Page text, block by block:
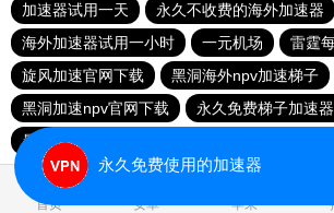
加速器试用一天
永久不收费的海外加速器
海外加速器试用一小时
一元机场
雷霆
旋风加速官网下载
黑洞海外npv加速梯子
黑洞加速npv官网下载
永久免费梯子加速
暴雪加速器
首页 安卓 苹果
永久免费使用的加速器